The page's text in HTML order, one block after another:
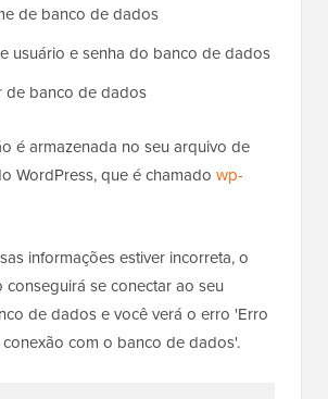
de banco de dados
usuário e senha do banco de dados
de banco de dados
é armazenada no seu arquivo de
WordPress, que é chamado wp-
informações estiver incorreta, o
conseguirá se conectar ao seu
de dados e você verá o erro 'Erro
com o banco de dados'.